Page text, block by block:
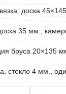
доска
35 мм.,
бруса 20×135
стекло 4 мм.,